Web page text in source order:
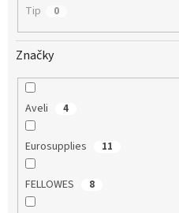
Tip 0
Značky
Aveli 4
Eurosupplies 11
FELLOWES 8